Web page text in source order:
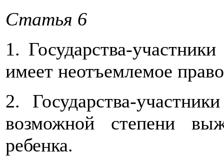
Статья 6
1. Государства-
имеет неотъемлемое
2. Государства-
возможной степени
ребенка.